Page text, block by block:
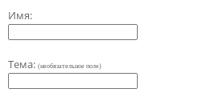
Имя:
Тема: (необязательное поле)